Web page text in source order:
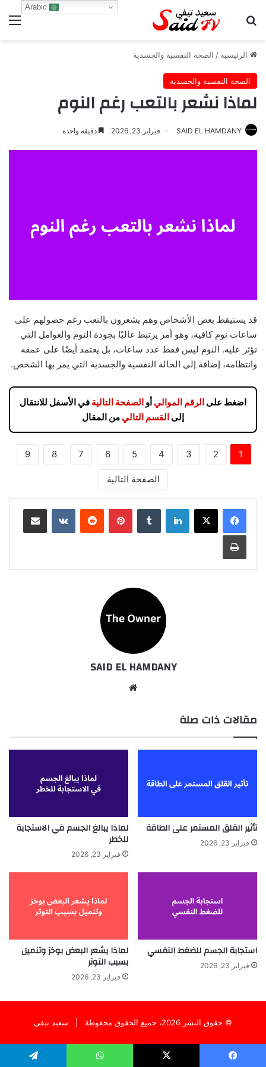
بحث عن
الرئيسية / الصحة النفسية والجسدية
الصحة النفسية والجسدية
لماذا نشعر بالتعب رغم النوم
SAID EL HAMDANY فبراير 23, 2026 دقيقة واحدة
قد يستيقظ بعض الأشخاص وهم يشعرون بالتعب رغم حصولهم على
ساعات نوم كافية، وهو أمر يرتبط غالبًا بجودة النوم والعوامل التي
تؤثر عليه. النوم ليس فقط عدد ساعات، بل يعتمد أيضًا على عمقه
وانتظامه، إضافة إلى الحالة النفسية والجسدية التي يمر بها الشخص.
اضغط على الرقم الموالي أو الصفحة التالية في الأسفل للانتقال
إلى القسم التالي من المقال
1
2
3
4
5
6
7
8
9
الصفحة التالية
لينكدإن بينتيريست مشاركة عبر البريد
طباعة
SAID EL HAMDANY
مقالات ذات صلة
تأثير القلق المستمر على الطاقة
فبراير 23, 2026
لماذا يبالغ الجسم في الاستجابة
للخطر
فبراير 23, 2026
استجابة الجسم للضغط النفسي
فبراير 23, 2026
لماذا يشعر البعض بوخز وتنميل
بسبب التوتر
فبراير 23, 2026
© حقوق النشر 2026، جميع الحقوق محفوظة | سعيد تيفي